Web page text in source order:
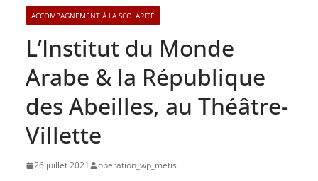
ACCOMPAGNEMENT À LA SCOLARITÉ
L’Institut du Monde
Arabe & la République
des Abeilles, au Théâtre-
Villette
26 juillet 2021 operation_wp_metis